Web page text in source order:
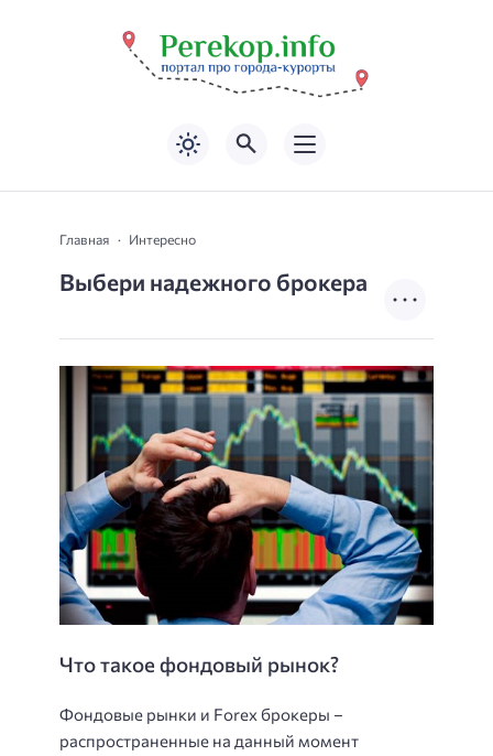
Главная Интересно
Выбери надежного брокера
Что такое фондовый рынок?
Фондовые рынки и Forex брокеры –
распространенные на данный момент